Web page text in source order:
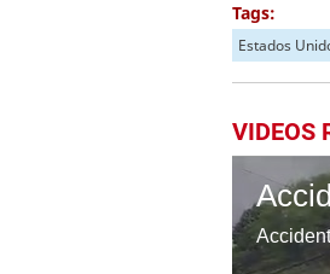
Tags:
Estados
VIDEOS